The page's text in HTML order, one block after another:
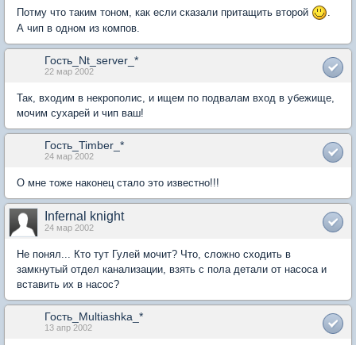
Потму что таким тоном, как если сказали притащить второй
А чип в одном из компов.
Гость_Nt_server_*
22 мар 2002
Так, входим в некрополис, и ищем по подвалам вход в убежище,
мочим сухарей и чип ваш!
Гость_Timber_*
24 мар 2002
О мне тоже наконец стало это известно!!!
Infernal knight
24 мар 2002
Не понял... Кто тут Гулей мочит? Что, сложно сходить в
замкнутый отдел канализации, взять с пола детали от насоса и
вставить их в насос?
Гость_Multiashka_*
13 апр 2002